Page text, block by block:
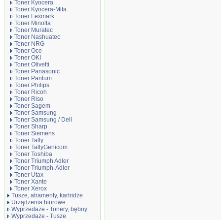
Toner Kyocera
Toner Kyocera-Mita
Toner Lexmark
Toner Minolta
Toner Muratec
Toner Nashuatec
Toner NRG
Toner Oce
Toner OKI
Toner Olivetti
Toner Panasonic
Toner Pantum
Toner Philips
Toner Ricoh
Toner Riso
Toner Sagem
Toner Samsung
Toner Samsung / Dell
Toner Sharp
Toner Siemens
Toner Tally
Toner TallyGenicom
Toner Toshiba
Toner Triumph Adler
Toner Triumph-Adler
Toner Utax
Toner Xante
Toner Xerox
Tusze, atramenty, kartridże
Urządzenia biurowe
Wyprzedaże - Tonery, bębny
Wyprzedaże - Tusze